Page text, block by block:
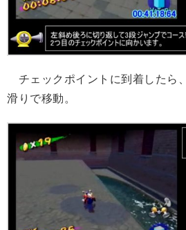
チェックポイントに到着したら
滑りで移動。